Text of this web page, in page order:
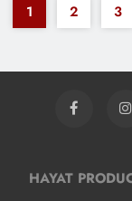
1 2 3
HAYAT